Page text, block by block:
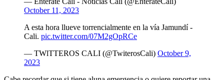
October 11, 2023
A esta hora llueve torrencialmente en la vía Jamundí -
Cali. pic.twitter.com/07M2gOpRCe
— TWlTTEROS CALI (@TwiterosCali) October 9,
2023